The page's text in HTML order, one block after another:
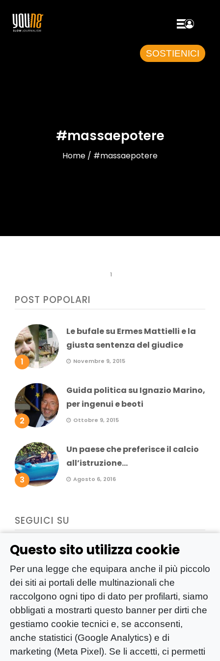
Questo sito utilizza cookie
Per una legge che equipara anche il più piccolo
dei siti ai portali delle multinazionali che
raccolgono ogni tipo di dato per profilarti, siamo
obbligati a mostrarti questo banner per dirti che
gestiamo cookie tecnici e, se acconsenti,
anche statistici (Google Analytics) e di
marketing (Meta Pixel). Se li accetti, ci permetti
SOSTIENICI
#massaepotere
Home / #massaepotere
1
POST POPOLARI
1
Le bufale su Ermes Mattielli e la
giusta sentenza del giudice
Novembre 9, 2015
2
Guida politica su Ignazio Marino,
per ingenui e beoti
Ottobre 9, 2015
3
Un paese che preferisce il calcio
all’istruzione...
Agosto 6, 2016
SEGUICI SU